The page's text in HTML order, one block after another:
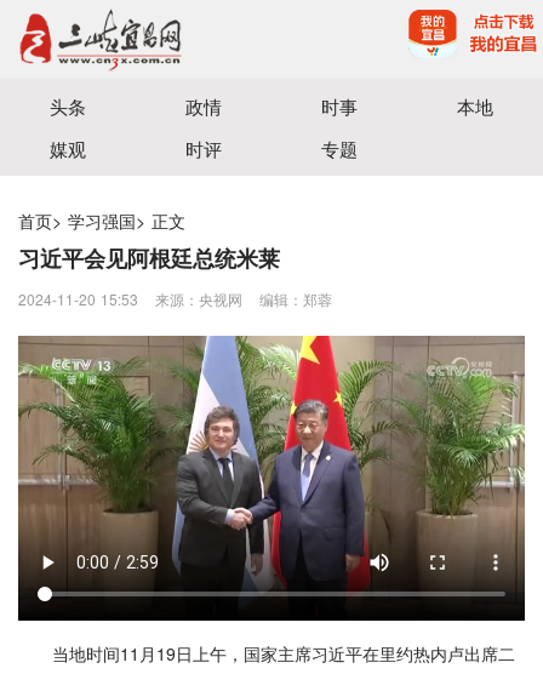
宜昌三峡融媒体中心主办
头条 政情 时事
本地
媒观
时评 专题
首页> 学习强国> 正文
习近平会见阿根廷总统米莱
2024-11-20 15:53 来源：央视网 编辑：郑蓉
当地时间11月19日上午，国家主席习近平在里约热内卢出席二